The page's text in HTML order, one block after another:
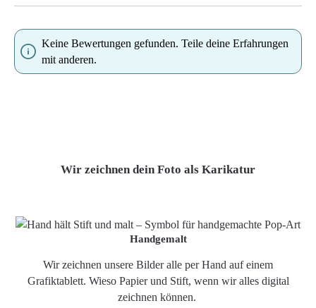
Keine Bewertungen gefunden. Teile deine Erfahrungen
mit anderen.
Wir zeichnen dein Foto als Karikatur
Handgemalt
Wir zeichnen unsere Bilder alle per Hand auf einem
Grafiktablett. Wieso Papier und Stift, wenn wir alles digital
zeichnen können.